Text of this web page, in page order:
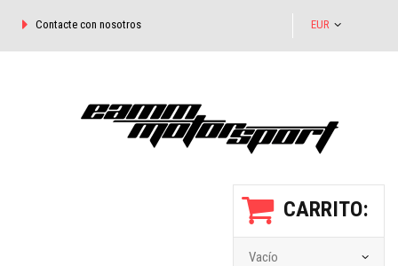
EUR
Contacte con nosotros
CARRITO:
Vacío